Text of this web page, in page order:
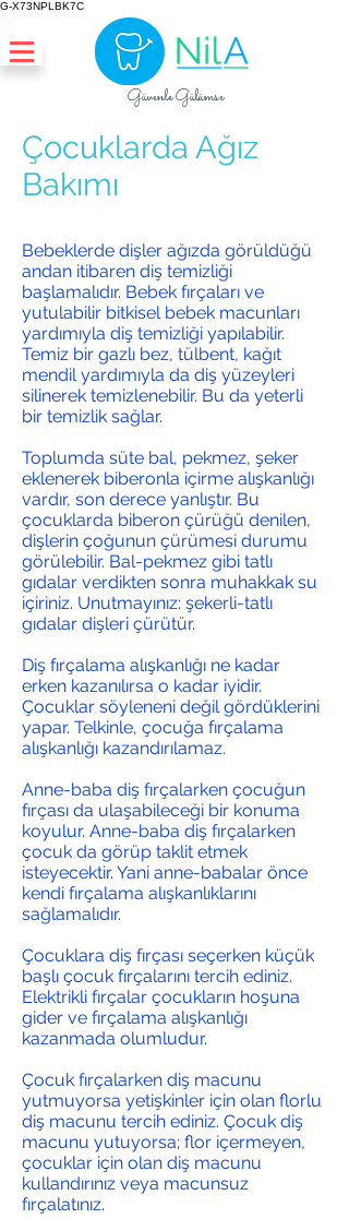
G-X73NPLBK7C
Güvenle Gülümse
Çocuklarda Ağız
Bakımı
Bebeklerde dişler ağızda görüldüğü
andan itibaren diş temizliği
başlamalıdır. Bebek fırçaları ve
yutulabilir bitkisel bebek macunları
yardımıyla diş temizliği yapılabilir.
Temiz bir gazlı bez, tülbent, kağıt
mendil yardımıyla da diş yüzeyleri
silinerek temizlenebilir. Bu da yeterli
bir temizlik sağlar.
Toplumda süte bal, pekmez, şeker
eklenerek biberonla içirme alışkanlığı
vardır, son derece yanlıştır. Bu
çocuklarda biberon çürüğü denilen,
dişlerin çoğunun çürümesi durumu
görülebilir. Bal-pekmez gibi tatlı
gıdalar verdikten sonra muhakkak su
içiriniz. Unutmayınız: şekerli-tatlı
gıdalar dişleri çürütür.
Diş fırçalama alışkanlığı ne kadar
erken kazanılırsa o kadar iyidir.
Çocuklar söyleneni değil gördüklerini
yapar. Telkinle, çocuğa fırçalama
alışkanlığı kazandırılamaz.
Anne-baba diş fırçalarken çocuğun
fırçası da ulaşabileceği bir konuma
koyulur. Anne-baba diş fırçalarken
çocuk da görüp taklit etmek
isteyecektir. Yani anne-babalar önce
kendi fırçalama alışkanlıklarını
sağlamalıdır.
Çocuklara diş fırçası seçerken küçük
başlı çocuk fırçalarını tercih ediniz.
Elektrikli fırçalar çocukların hoşuna
gider ve fırçalama alışkanlığı
kazanmada olumludur.
Çocuk fırçalarken diş macunu
yutmuyorsa yetişkinler için olan florlu
diş macunu tercih ediniz. Çocuk diş
macunu yutuyorsa; flor içermeyen,
çocuklar için olan diş macunu
kullandırınız veya macunsuz
fırçalatınız.